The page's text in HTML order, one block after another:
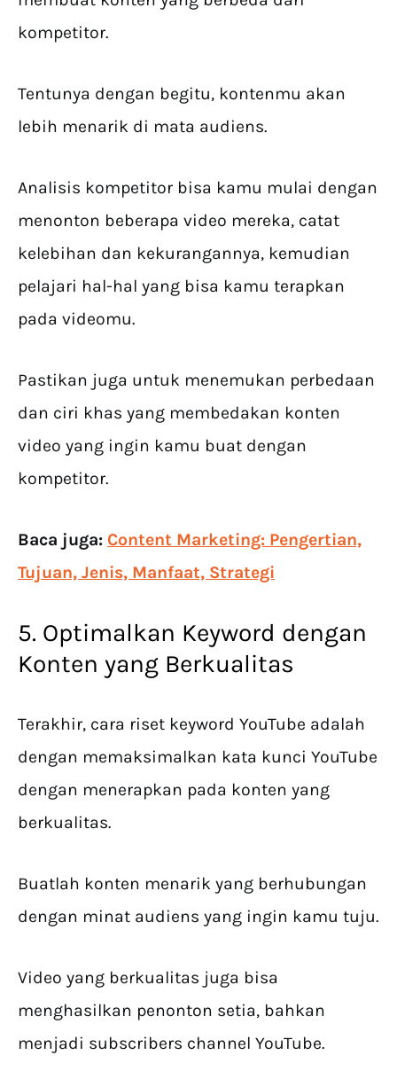
kompetitor.
Tentunya dengan begitu, kontenmu akan
lebih menarik di mata audiens.
Analisis kompetitor bisa kamu mulai dengan
menonton beberapa video mereka, catat
kelebihan dan kekurangannya, kemudian
pelajari hal-hal yang bisa kamu terapkan
pada videomu.
Pastikan juga untuk menemukan perbedaan
dan ciri khas yang membedakan konten
video yang ingin kamu buat dengan
kompetitor.
Baca juga: Content Marketing: Pengertian,
Tujuan, Jenis, Manfaat, Strategi
5. Optimalkan Keyword dengan
Konten yang Berkualitas
Terakhir, cara riset keyword YouTube adalah
dengan memaksimalkan kata kunci YouTube
dengan menerapkan pada konten yang
berkualitas.
Buatlah konten menarik yang berhubungan
dengan minat audiens yang ingin kamu tuju.
Video yang berkualitas juga bisa
menghasilkan penonton setia, bahkan
menjadi subscribers channel YouTube.